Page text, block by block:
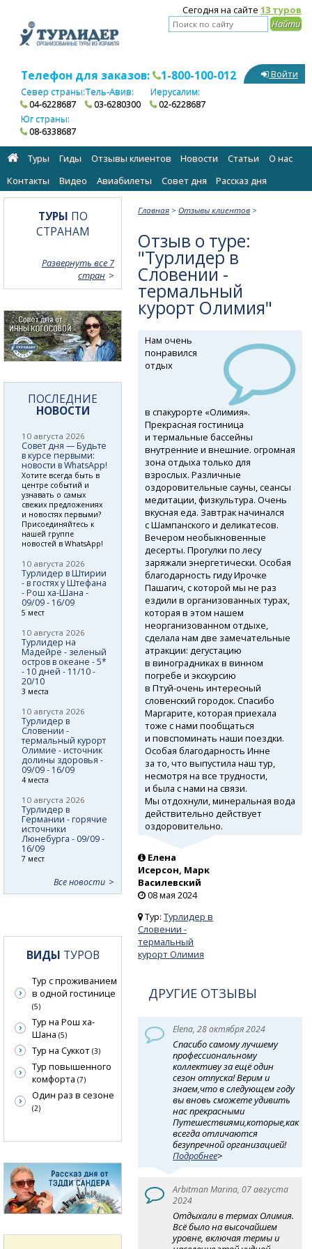
Сегодня на сайте 13 туров
Телефон для заказов: 1-800-100-012
Север страны:
04-6228687
Тель-Авив:
03-6280300
Иерусалим:
02-6228687
Юг страны:
08-6338687
Войти
Туры Гиды Отзывы клиентов Новости Статьи
О нас
Контакты
Видео Авиабилеты Cовет дня Рассказ дня
Главная > Отзывы клиентов >
Отзыв о туре:
"Турлидер в
Словении -
термальный
курорт Олимия"
Нам очень
понравился
отдых
в спакурорте «Олимия».
Прекрасная гостиница
и термальные бассейны
внутренние и внешние. огромная
зона отдыха только для
взрослых. Различные
оздоровительные сауны, сеансы
медитации, физкультура. Очень
вкусная еда. Завтрак начинался
с Шампанского и деликатесов.
Вечером необыкновенные
десерты. Прогулки по лесу
заряжали энергетически. Особая
благодарность гиду Ирочке
Пашагич, с которой мы не раз
ездили в организованных турах,
которая в этом нашем
неорганизованном отдыхе,
сделала нам две замечательные
атракции: дегустацию
в виноградниках в винном
погребе и экскурсию
в Птуй-очень интересный
словенский городок. Спасибо
Маргарите, которая приехала
тоже с нами пообщаться
и повспоминать наши поездки.
Особая благодарность Инне
за то, что выпустила наш тур,
несмотря на все трудности,
и была с нами на связи.
Мы отдохнули, минеральная вода
действительно действует
оздоровительно.
Елена
Исерсон, Марк
Василевский
08 мая 2024
Тур:Турлидер в
Словении -
термальный
курорт Олимия
ДРУГИЕ ОТЗЫВЫ
Elena, 28 октября 2024
Спасибо самому лучшему
профессиональному
коллективу за ещё один
сезон отпуска! Верим и
знаем,что в следующем году
вы вновь сможете удивить
нас прекрасными
Путешествиями,которые,как
всегда отличаются
безупречной организацией!
Подробнее>
Arbitman Marina, 07 августа
2024
Отдыхали в термах Олимия.
Всё было на высочайшем
уровне, включая термы и
ТУРЫ ПО
СТРАНАМ
Развернуть все 7
стран
ПОСЛЕДНИЕ
НОВОСТИ
10 августа 2026
Совет дня — Будьте
в курсе первыми:
новости в WhatsApp!
Хотите всегда быть в
центре событий и
узнавать о самых
свежих предложениях
и новостях первыми?
Присоединяйтесь к
нашей группе
новостей в WhatsApp!
10 августа 2026
Турлидер в Штирии
- в гостях у Штефана
- Рош ха-Шана -
09/09 - 16/09
5 мест
10 августа 2026
Турлидер на
Мадейре - зеленый
остров в океане - 5*
- 10 дней - 11/10 -
20/10
3 места
10 августа 2026
Турлидер в
Словении -
термальный курорт
Олимие - источник
долины здоровья -
09/09 - 16/09
4 места
10 августа 2026
Турлидер в
Германии - горячие
источники
Люнебурга - 09/09 -
16/09
7 мест
Все новости
ВИДЫ ТУРОВ
Тур с проживанием
в одной гостинице
(5)
Тур на Рош ха-
Шана (5)
Тур на Суккот (3)
Тур повышенного
комфорта (7)
Один раз в сезоне
(2)